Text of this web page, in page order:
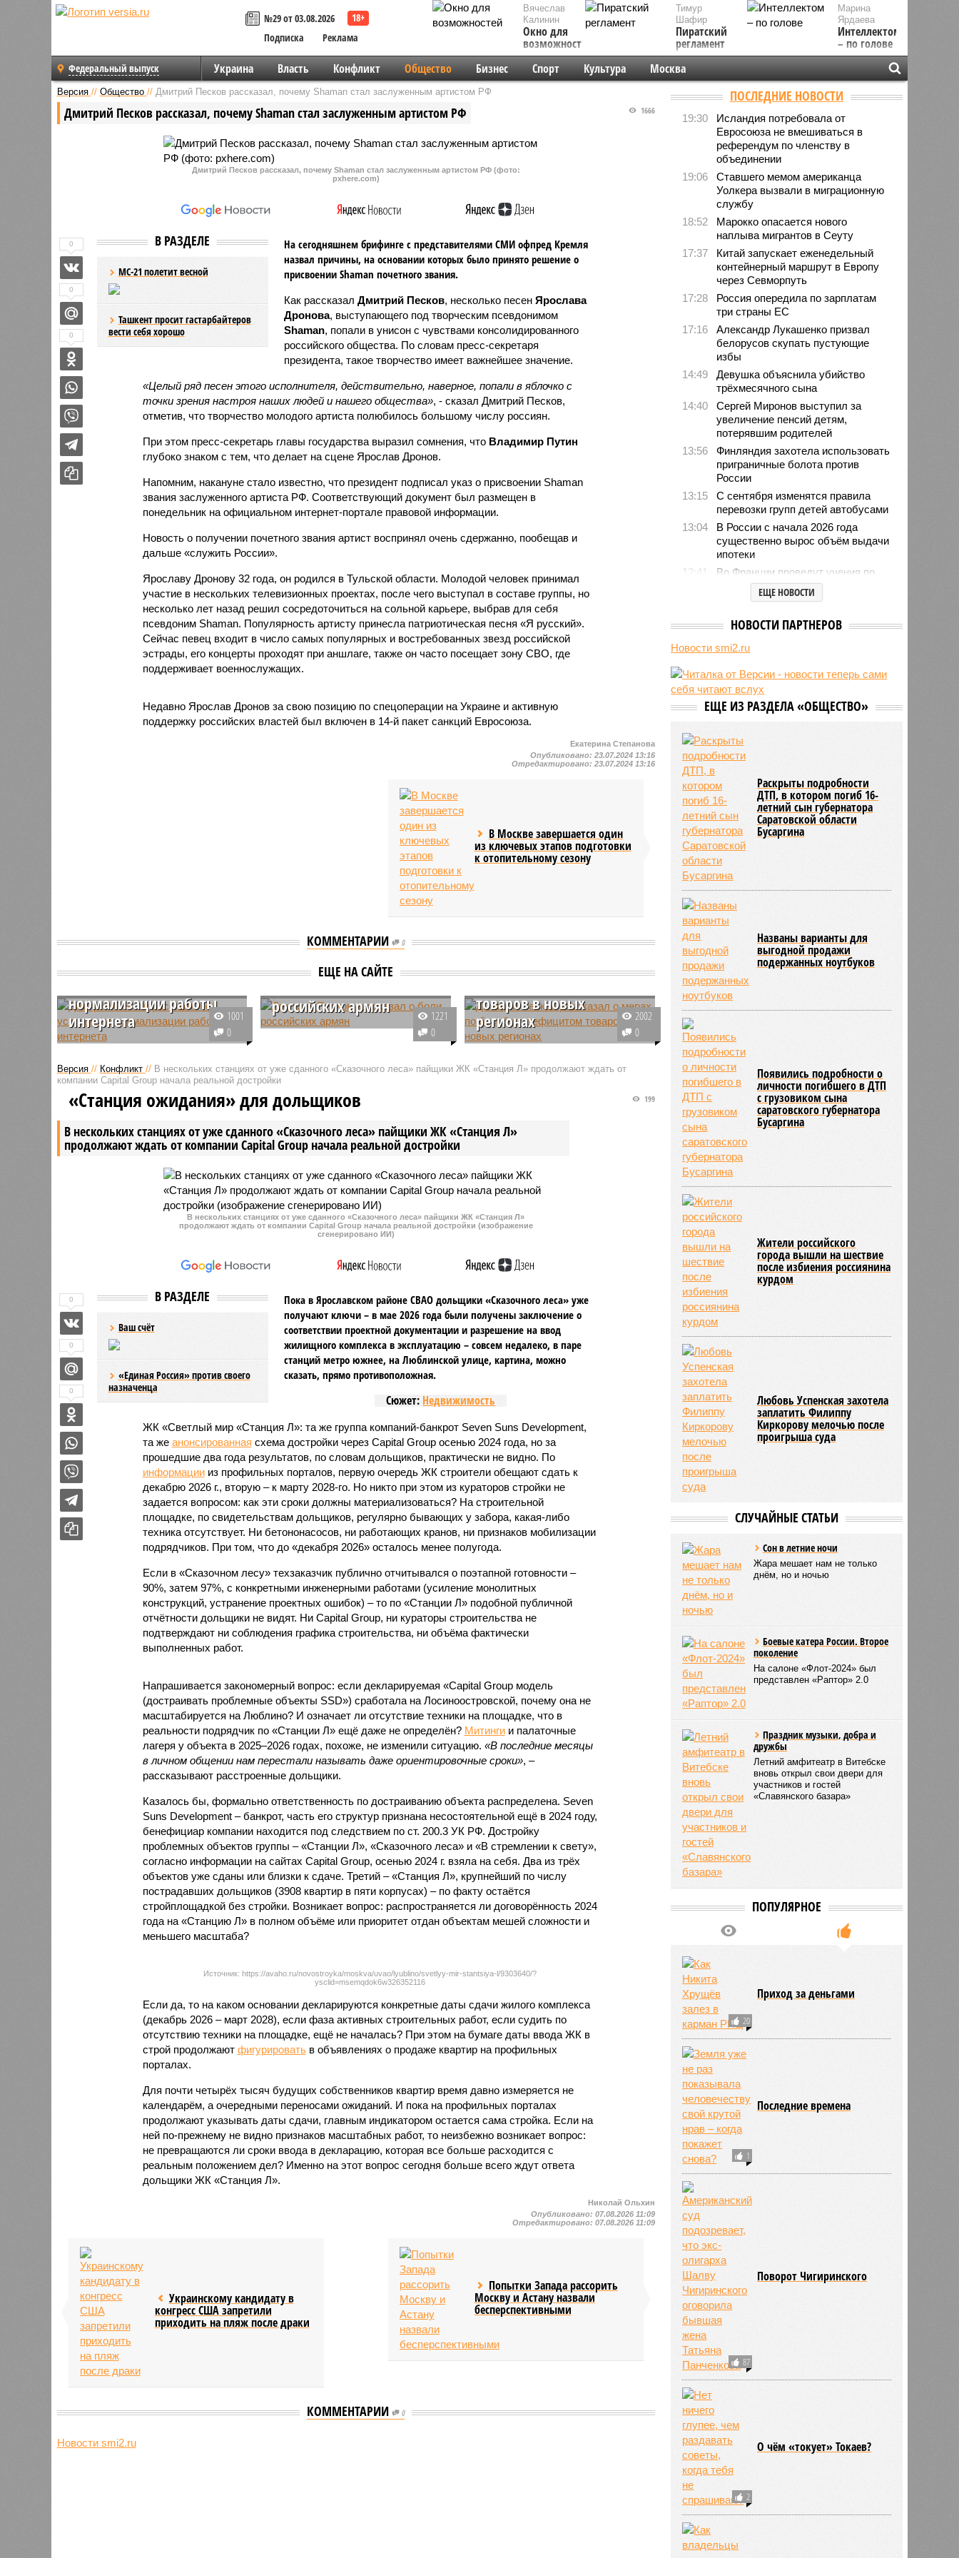
№29 от 03.08.2026
Подписка
Реклама
Вячеслав
Калинин
Окно для
возможностей
Марина
Ярдаева
Интеллектом
– по голове
Тимур
Шафир
Пиратский
регламент
Федеральный выпуск Украина Власть Конфликт Общество Бизнес Спорт Культура Москва
Версия // Общество // Дмитрий Песков рассказал, почему Shaman стал заслуженным артистом РФ
Дмитрий Песков рассказал, почему Shaman стал заслуженным артистом РФ 1666
Дмитрий Песков рассказал, почему Shaman стал заслуженным артистом РФ (фото:
pxhere.com)
В РАЗДЕЛЕ
МС-21 полетит весной
Ташкент просит гастарбайтеров
вести себя хорошо
На сегодняшнем брифинге с представителями СМИ офпред Кремля
назвал причины, на основании которых было принято решение о
присвоении Shaman почетного звания.
Как рассказал Дмитрий Песков, несколько песен Ярослава
Дронова, выступающего под творческим псевдонимом
Shaman, попали в унисон с чувствами консолидированного
российского общества. По словам пресс-секретаря
президента, такое творчество имеет важнейшее значение.
«Целый ряд песен этого исполнителя, действительно, наверное, попали в яблочко с
точки зрения настроя наших людей и нашего общества», - сказал Дмитрий Песков,
отметив, что творчество молодого артиста полюбилось большому числу россиян.
При этом пресс-секретарь главы государства выразил сомнения, что Владимир Путин
глубоко знаком с тем, что делает на сцене Ярослав Дронов.
Напомним, накануне стало известно, что президент подписал указ о присвоении Shaman
звания заслуженного артиста РФ. Соответствующий документ был размещен в
понедельник на официальном интернет-портале правовой информации.
Новость о получении почетного звания артист воспринял очень сдержанно, пообещав и
дальше «служить России».
Ярославу Дронову 32 года, он родился в Тульской области. Молодой человек принимал
участие в нескольких телевизионных проектах, после чего выступал в составе группы, но
несколько лет назад решил сосредоточиться на сольной карьере, выбрав для себя
псевдоним Shaman. Популярность артисту принесла патриотическая песня «Я русский».
Сейчас певец входит в число самых популярных и востребованных звезд российской
эстрады, его концерты проходят при аншлаге, также он часто посещает зону СВО, где
поддерживает военнослужащих.
Недавно Ярослав Дронов за свою позицию по спецоперации на Украине и активную
поддержку российских властей был включен в 14-й пакет санкций Евросоюза.
0
0
0
Екатерина Степанова
Опубликовано:23.07.2024 13:16
Отредактировано:23.07.2024 13:16
В Москве завершается один
из ключевых этапов подготовки
к отопительному сезону
КОММЕНТАРИИ 0
ЕЩЕ НА САЙТЕ
Дмитрий Песков
нормализации работы
интернета
Пресс-секретарь президента
Песков сообщил, что сбои в
работе связи и доступа к
интернету на территории страны
ресурсы функционируют с
перебоями. При этом
продолжают заниматься
восстановлением стабильной
1001
0
Дмитрий Песков
российских армян
Проживающие в России армяне с
болью смотрят на происходящее
официальный представитель
1221
0
Дмитрий Песков
рассказал о мерах по
товаров в новых
регионах
Пресс-секретарь президента
сообщил, что предпринимаются
товаров.
2002
0
Версия // Конфликт // В нескольких станциях от уже сданного «Сказочного леса» пайщики ЖК «Станция Л» продолжают ждать от
компании Capital Group начала реальной достройки
В нескольких станциях от уже сданного «Сказочного леса» пайщики ЖК «Станция Л»
продолжают ждать от компании Capital Group начала реальной достройки
199
«Станция ожидания» для дольщиков
В нескольких станциях от уже сданного «Сказочного леса» пайщики ЖК «Станция Л»
продолжают ждать от компании Capital Group начала реальной достройки (изображение
сгенерировано ИИ)
В РАЗДЕЛЕ
Ваш счёт
«Единая Россия» против своего
назначенца
Пока в Ярославском районе СВАО дольщики «Сказочного леса» уже
получают ключи – в мае 2026 года были получены заключение о
соответствии проектной документации и разрешение на ввод
жилищного комплекса в эксплуатацию – совсем недалеко, в паре
станций метро южнее, на Люблинской улице, картина, можно
сказать, прямо противоположная.
Сюжет: Недвижимость
ЖК «Светлый мир «Станция Л»: та же группа компаний-банкрот Seven Suns Development,
та же анонсированная схема достройки через Capital Group осенью 2024 года, но за
прошедшие два года результатов, по словам дольщиков, практически не видно. По
информациииз профильных порталов, первую очередь ЖК строители обещают сдать к
декабрю 2026 г., вторую – к марту 2028-го. Но никто при этом из кураторов стройки не
задается вопросом: как эти сроки должны материализоваться? На строительной
площадке, по свидетельствам дольщиков, регулярно бывающих у забора, какая-либо
техника отсутствует. Ни бетононасосов, ни работающих кранов, ни признаков мобилизации
подрядчиков. При том, что до «декабря 2026» осталось менее полугода.
Если в «Сказочном лесу» техзаказчик публично отчитывался о поэтапной готовности –
90%, затем 97%, с конкретными инженерными работами (усиление монолитных
конструкций, устранение проектных ошибок) – то по «Станции Л» подобной публичной
отчётности дольщики не видят. Ни Capital Group, ни кураторы строительства не
подтверждают ни соблюдения графика строительства, ни объёма фактически
выполненных работ.
Напрашивается закономерный вопрос: если декларируемая «Capital Group модель
(достраивать проблемные объекты SSD») сработала на Лосиноостровской, почему она не
масштабируется на Люблино? И означает ли отсутствие техники на площадке, что в
реальности подрядчик по «Станции Л» ещё даже не определён? Митингии палаточные
лагеря у объекта в 2025–2026 годах, похоже, не изменили ситуацию. «В последние месяцы
в личном общении нам перестали называть даже ориентировочные сроки», –
рассказывают расстроенные дольщики.
Казалось бы, формально ответственность по достраиванию объекта распределена. Seven
Suns Development – банкрот, часть его структур признана несостоятельной ещё в 2024 году,
бенефициар компании находится под следствием по ст. 200.3 УК РФ. Достройку
проблемных объектов группы – «Станции Л», «Сказочного леса» и «В стремлении к свету»,
согласно информации на сайтах Capital Group, осенью 2024 г. взяла на себя. Два из трёх
объектов уже сданы или близки к сдаче. Третий – «Станция Л», крупнейший по числу
пострадавших дольщиков (3908 квартир в пяти корпусах) – по факту остаётся
стройплощадкой без стройки. Возникает вопрос: распространяется ли договорённость 2024
года на «Станцию Л» в полном объёме или приоритет отдан объектам мешей сложности и
меньшего масштаба?
Источник: https://avaho.ru/novostroyka/moskva/uvao/lyublino/svetlyy-mir-stantsiya-l/9303640/?
ysclid=msemqdok6w326352116
Если да, то на каком основании декларируются конкретные даты сдачи жилого комплекса
(декабрь 2026 – март 2028), если фаза активных строительных работ, если судить по
отсутствию техники на площадке, ещё не началась? При этом на бумаге даты ввода ЖК в
строй продолжают фигурироватьв объявлениях о продаже квартир на профильных
порталах.
Для почти четырёх тысяч будущих собственников квартир время давно измеряется не
календарём, а очередными переносами ожиданий. И пока на профильных порталах
продолжают указывать даты сдачи, главным индикатором остается сама стройка. Если на
ней по-прежнему не видно признаков масштабных работ, то неизбежно возникает вопрос:
не превращаются ли сроки ввода в декларацию, которая все больше расходится с
реальным положением дел? Именно на этот вопрос сегодня больше всего ждут ответа
дольщики ЖК «Станция Л».
0
0
0
Николай Ольхин
Опубликовано:07.08.2026 11:09
Отредактировано:07.08.2026 11:09
Украинскому кандидату в
конгресс США запретили
приходить на пляж после драки
Попытки Запада рассорить
Москву и Астану назвали
бесперспективными
КОММЕНТАРИИ 0
Новости smi2.ru
ПОСЛЕДНИЕ НОВОСТИ
19:30
Исландия потребовала от
Евросоюза не вмешиваться в
референдум по членству в
объединении
19:06
Ставшего мемом американца
Уолкера вызвали в миграционную
службу
18:52
Марокко опасается нового
наплыва мигрантов в Сеуту
17:37
Китай запускает еженедельный
контейнерный маршрут в Европу
через Севморпуть
17:28
Россия опередила по зарплатам
три страны ЕС
17:16
Александр Лукашенко призвал
белорусов скупать пустующие
избы
14:49
Девушка объяснила убийство
трёхмесячного сына
14:40
Сергей Миронов выступил за
увеличение пенсий детям,
потерявшим родителей
13:56
Финляндия захотела использовать
приграничные болота против
России
13:15
С сентября изменятся правила
перевозки групп детей автобусами
13:04
В России с начала 2026 года
существенно вырос объём выдачи
ипотеки
12:41
Во Франции проведут учения по
внезапному отключению
электроэнергии
обменом разведданными между
США и Украиной с работой
11:59
Юрий Лоза заявил, что не верит в
существование инопланетян и
усомнился в современной картине
мира
11:48
для своего ребёнка и оказалась в
тюрьме
ЕЩЕ НОВОСТИ
НОВОСТИ ПАРТНЕРОВ
Новости smi2.ru
ЕЩЕ ИЗ РАЗДЕЛА «ОБЩЕСТВО»
Раскрыты подробности
ДТП, в котором погиб 16-
летний сын губернатора
Саратовской области
Бусаргина
Названы варианты для
выгодной продажи
подержанных ноутбуков
Появились подробности о
личности погибшего в ДТП
с грузовиком сына
саратовского губернатора
Бусаргина
Жители российского
города вышли на шествие
после избиения россиянина
курдом
Любовь Успенская захотела
заплатить Филиппу
Киркорову мелочью после
проигрыша суда
СЛУЧАЙНЫЕ СТАТЬИ
Сон в летние ночи
Жара мешает нам не только
днём, но и ночью
Боевые катера России. Второе
поколение
На салоне «Флот-2024» был
представлен «Раптор» 2.0
Праздник музыки, добра и
дружбы
Летний амфитеатр в Витебске
вновь открыл свои двери для
участников и гостей
«Славянского базара»
ПОПУЛЯРНОЕ
20
Приход за деньгами
1
Последние времена
87
Поворот Чигиринского
2
О чём «токует» Токаев?